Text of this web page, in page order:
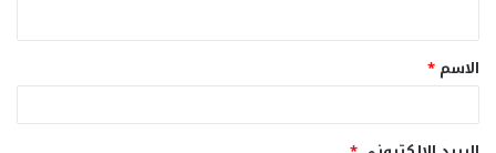
ق
*
الاسم *